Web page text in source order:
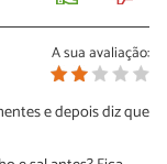
A sua avaliação:
e depois diz que